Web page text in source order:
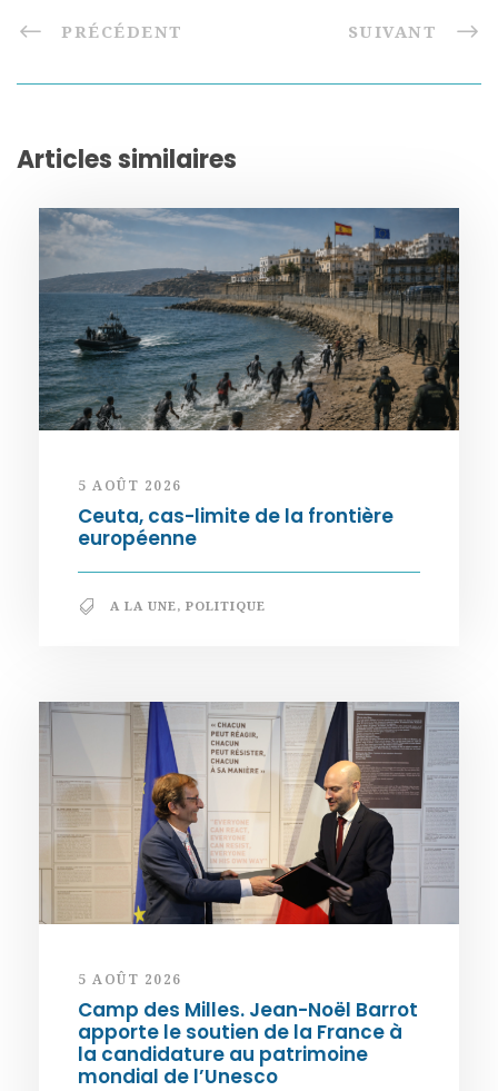
PRÉCÉDENT SUIVANT
Articles similaires
5 AOÛT 2026
Ceuta, cas-limite de la frontière
européenne
A LA UNE, POLITIQUE
5 AOÛT 2026
Camp des Milles. Jean-Noël Barrot
apporte le soutien de la France à
la candidature au patrimoine
mondial de l’Unesco